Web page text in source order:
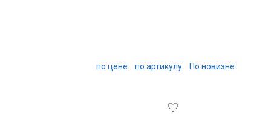
по цене по артикулу По новизне